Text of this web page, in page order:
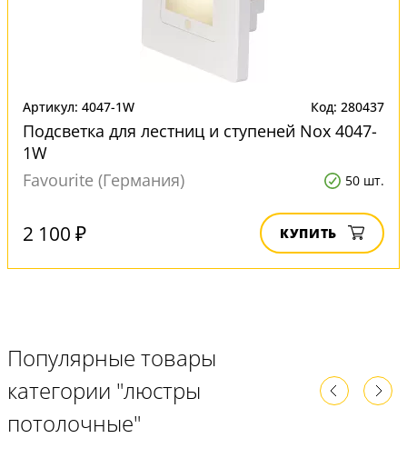
Артикул: 4047-1W Код: 280437
Подсветка для лестниц и ступеней Nox 4047-
1W
Favourite (Германия)
50 шт.
2 100 ₽ КУПИТЬ
Популярные товары
категории "люстры
потолочные"